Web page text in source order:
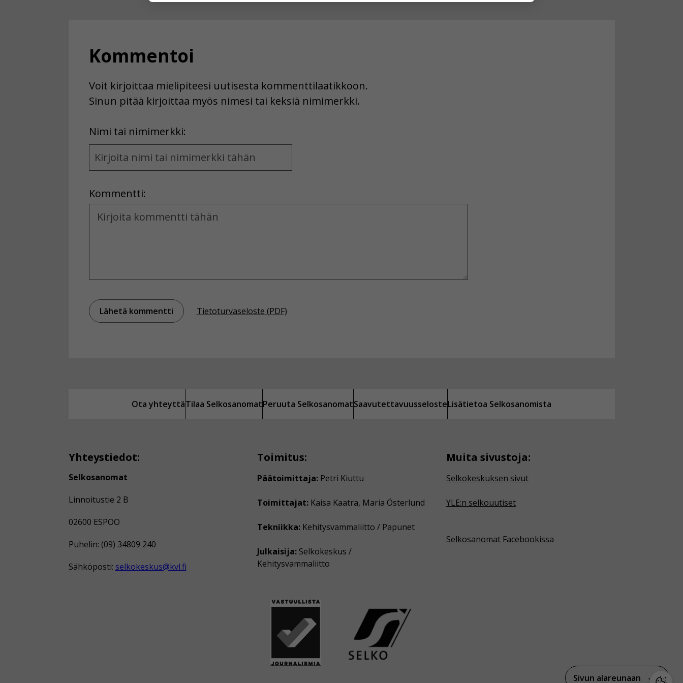
Sivun alareunaan
Kommentoi
Voit kirjoittaa mielipiteesi uutisesta kommenttilaatikkoon.
Sinun pitää kirjoittaa myös nimesi tai keksiä nimimerkki.
Nimi tai nimimerkki:
Name
and
Kommentti:
Kommentti
Tietoturvaseloste (PDF)
Ota yhteyttäTilaa SelkosanomatPeruuta SelkosanomatSaavutettavuusselosteLisätietoa Selkosanomista
Yhteystiedot:
Selkosanomat
Linnoitustie 2 B
02600 ESPOO
Puhelin: (09) 34809 240
Sähköposti: selkokeskus@kvl.fi
Toimitus:
Päätoimittaja: Petri Kiuttu
Toimittajat: Kaisa Kaatra, Maria Österlund
Tekniikka: Kehitysvammaliitto / Papunet
Julkaisija: Selkokeskus /
Kehitysvammaliitto
Muita sivustoja:
Selkokeskuksen sivut
YLE:n selkouutiset
Selkosanomat Facebookissa